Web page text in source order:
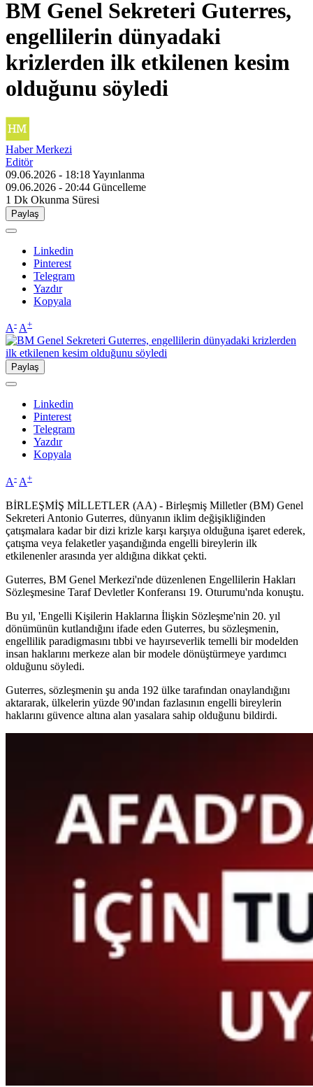
BM Genel Sekreteri Guterres,
engellilerin dünyadaki
krizlerden ilk etkilenen kesim
olduğunu söyledi
Haber Merkezi
Editör
09.06.2026 - 18:18Yayınlanma
09.06.2026 - 20:44 Güncelleme
1 Dk Okunma Süresi
Paylaş
Linkedin
Pinterest
Telegram
Yazdır
Kopyala
A- A+
Paylaş
Linkedin
Pinterest
Telegram
Yazdır
Kopyala
A- A+
BİRLEŞMİŞ MİLLETLER (AA) - Birleşmiş Milletler (BM) Genel
Sekreteri Antonio Guterres, dünyanın iklim değişikliğinden
çatışmalara kadar bir dizi krizle karşı karşıya olduğuna işaret ederek,
çatışma veya felaketler yaşandığında engelli bireylerin ilk
etkilenenler arasında yer aldığına dikkat çekti.
Guterres, BM Genel Merkezi'nde düzenlenen Engellilerin Hakları
Sözleşmesine Taraf Devletler Konferansı 19. Oturumu'nda konuştu.
Bu yıl, 'Engelli Kişilerin Haklarına İlişkin Sözleşme'nin 20. yıl
dönümünün kutlandığını ifade eden Guterres, bu sözleşmenin,
engellilik paradigmasını tıbbi ve hayırseverlik temelli bir modelden
insan haklarını merkeze alan bir modele dönüştürmeye yardımcı
olduğunu söyledi.
Guterres, sözleşmenin şu anda 192 ülke tarafından onaylandığını
aktararak, ülkelerin yüzde 90'ından fazlasının engelli bireylerin
haklarını güvence altına alan yasalara sahip olduğunu bildirdi.